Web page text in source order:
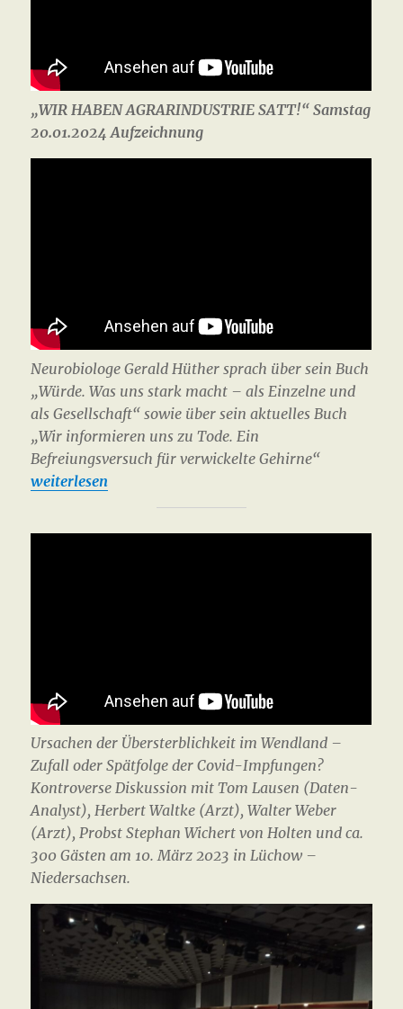
„WIR HABEN AGRARINDUSTRIE SATT!“ Samstag
20.01.2024 Aufzeichnung
Neurobiologe Gerald Hüther sprach über sein Buch
„Würde. Was uns stark macht – als Einzelne und
als Gesellschaft“ sowie über sein aktuelles Buch
„Wir informieren uns zu Tode. Ein
Befreiungsversuch für verwickelte Gehirne“
weiterlesen
Ursachen der Übersterblichkeit im Wendland –
Zufall oder Spätfolge der Covid-Impfungen?
Kontroverse Diskussion mit Tom Lausen (Daten-
Analyst), Herbert Waltke (Arzt), Walter Weber
(Arzt), Probst Stephan Wichert von Holten und ca.
300 Gästen am 10. März 2023 in Lüchow –
Niedersachsen.